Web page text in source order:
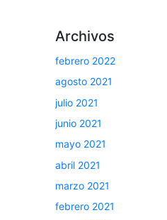
Archivos
febrero 2022
agosto 2021
julio 2021
junio 2021
mayo 2021
abril 2021
marzo 2021
febrero 2021